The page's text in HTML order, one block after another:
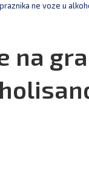
ne voze u
na